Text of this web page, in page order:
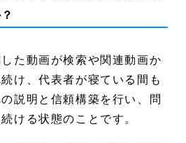
した動画が検索や関連動画か
け、代表者が寝ている間も
説明と信頼構築を行い、問
ける状態のことです。